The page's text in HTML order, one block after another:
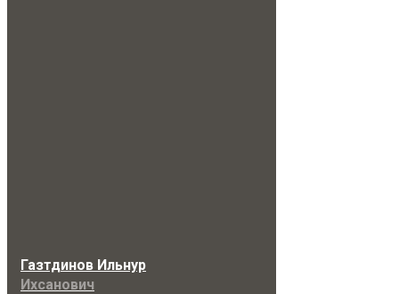
Газтдинов Ильнур
Ихсанович